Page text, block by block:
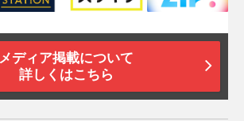
メディア掲載について
詳しくはこちら